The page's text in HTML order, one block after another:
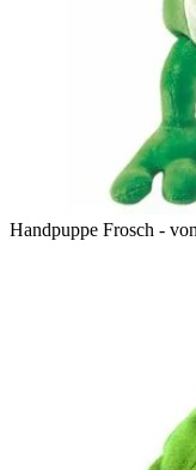
Handpuppe Frosch -